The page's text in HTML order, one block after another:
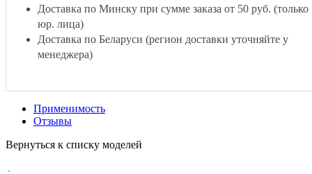
Доставка по Минску при сумме заказа от 50 руб. (только
юр. лица)
Доставка по Беларуси (регион доставки уточняйте у
менеджера)
Применимость
Отзывы